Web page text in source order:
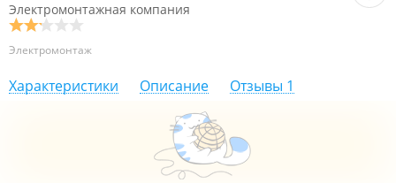
Электромонтажная компания
Электромонтаж
Характеристики Описание Отзывы 1